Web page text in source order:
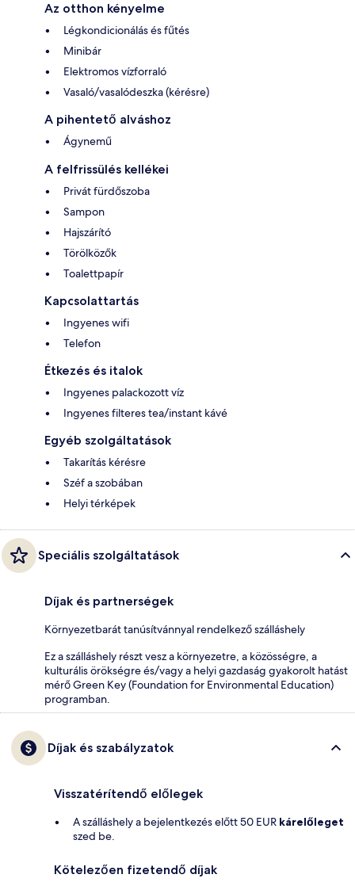
Az otthon kényelme
Légkondicionálás és fűtés
Minibár
Elektromos vízforraló
Vasaló/vasalódeszka (kérésre)
A pihentető alváshoz
Ágynemű
A felfrissülés kellékei
Privát fürdőszoba
Sampon
Hajszárító
Törölközők
Toalettpapír
Kapcsolattartás
Ingyenes wifi
Telefon
Étkezés és italok
Ingyenes palackozott víz
Ingyenes filteres tea/instant kávé
Egyéb szolgáltatások
Takarítás kérésre
Széf a szobában
Helyi térképek
Speciális szolgáltatások
Díjak és partnerségek
Környezetbarát tanúsítvánnyal rendelkező szálláshely
Ez a szálláshely részt vesz a környezetre, a közösségre, a
kulturális örökségre és/vagy a helyi gazdaság gyakorolt hatást
mérő Green Key (Foundation for Environmental Education)
programban.
Díjak és szabályzatok
Visszatérítendő előlegek
A szálláshely a bejelentkezés előtt 50 EUR kárelőleget
szed be.
Kötelezően fizetendő díjak